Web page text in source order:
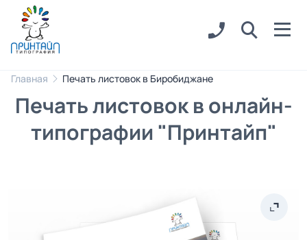
Главная Печать листовок в Биробиджане
Печать листовок в онлайн-
типографии "Принтайп"